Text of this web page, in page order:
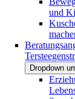
und
Dropdown